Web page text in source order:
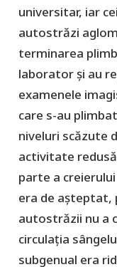
universitar, iar
autostrăzi
terminarea
laborator și au
examenele
care s-au
niveluri scăzute
activitate
parte a
era de așteptat,
autostrăzii nu a
circulația
subgenual era